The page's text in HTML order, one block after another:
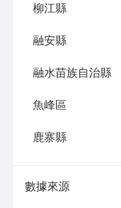
柳江縣
融安縣
融水苗族自治縣
魚峰區
鹿寨縣
數據來源